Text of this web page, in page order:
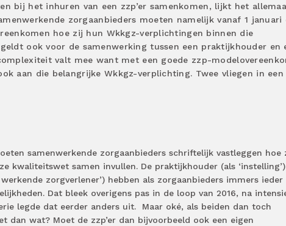
bij het inhuren van een zzp’er samenkomen, lijkt het
zorgaanbieders moeten namelijk vanaf 1 januari
hoe zij hun Wkkgz-verplichtingen binnen die
ook voor de samenwerking tussen een praktijkhouder en
valt mee want met een goede zzp-
aan die belangrijke Wkkgz-verplichting. Twee vliegen in een
samenwerkende zorgaanbieders schriftelijk vastleggen hoe
kwaliteitswet samen invullen. De praktijkhouder (als
werkende zorgverlener’) hebben als zorgaanbieders immers ieder
Dat bleek overigens pas in de loop van 2016, na
legde dat eerder anders uit. Maar oké, als beiden dan toch
dan wat? Moet de zzp’er dan bijvoorbeeld ook een eigen